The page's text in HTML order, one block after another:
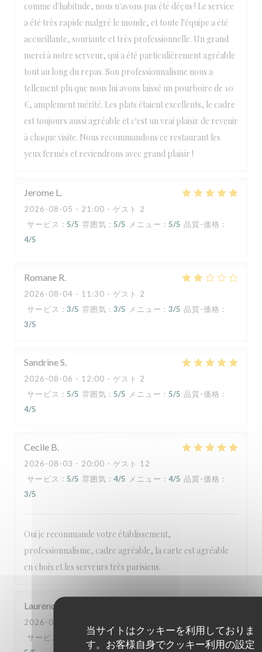
当サイトはクッキーを利用しておりま
す。お客様自身でクッキー利用の設定
comme d'habitude, nous n'avons pas été déçus ! Le service
a été très rapide malgré le monde, et toute l'équipe a été
accueillante, souriante et très professionnelle. Un grand
merci à notre serveur, qui a été particulièrement agréable
tout au long du repas. Son professionnalisme nous a
tellement plu que nous lui avons laissé un pourboire de 10
€, amplement mérité. Les plats étaient excellents, le cadre
est toujours aussi agréable et c'est un vrai plaisir de revenir
à chaque visite. Nous recommandons ce restaurant les
yeux fermés et reviendrons avec grand plaisir !
Jerome L
2026-08-05 - 21:00 - ゲスト 2
サービス : 5/5 雰囲気 : 5/5 メニュー : 5/5 品質-価格 :
4/5
Romane R
2026-08-04 - 11:30 - ゲスト 2
サービス : 3/5 雰囲気 : 3/5 メニュー : 3/5 品質-価格 :
3/5
SandrineS
2026-08-06 - 12:00 - ゲスト 2
サービス : 5/5 雰囲気 : 5/5 メニュー : 5/5 品質-価格 :
4/5
Cecile B
2026-08-03 - 20:00 - ゲスト 12
サービス : 5/5 雰囲気 : 4/5 メニュー : 4/5 品質-価格 :
3/5
Oui je recommande votre établissement,
professionnalisme, cadre agréable, la carte est agréable
en choix et les serveurs très parisiens.
Laurence
2026-08-05
サービス
雰囲気 : /5 メニュー /5 品質-価格 :